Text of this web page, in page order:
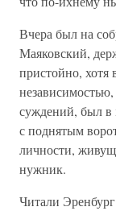
Вчера был на
Маяковский,
пристойно, хотя
суждений, был в
с поднятым
личности,
нужник.
Читали